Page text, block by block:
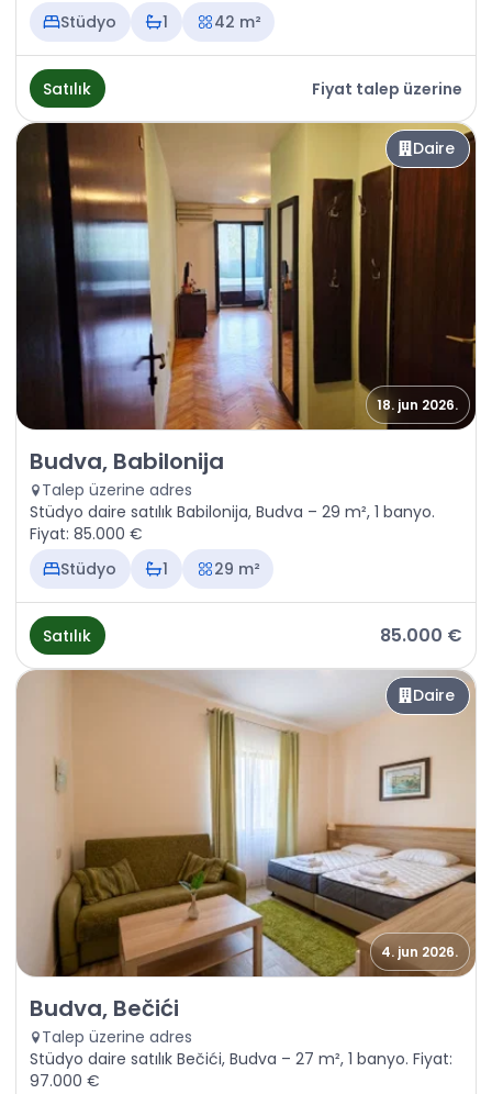
Stüdyo
1 42 m²
Satılık Fiyat talep üzerine
Daire
18. jun 2026.
Satılık - Daire Budva, Babilonija
Budva, Babilonija
Talep üzerine adres
Stüdyo daire satılık Babilonija, Budva – 29 m², 1 banyo.
Fiyat: 85.000 €
Stüdyo
1 29 m²
Satılık 85.000 €
Daire
4. jun 2026.
Satılık - Daire Budva, Bečići
Budva, Bečići
Talep üzerine adres
Stüdyo daire satılık Bečići, Budva – 27 m², 1 banyo. Fiyat:
97.000 €